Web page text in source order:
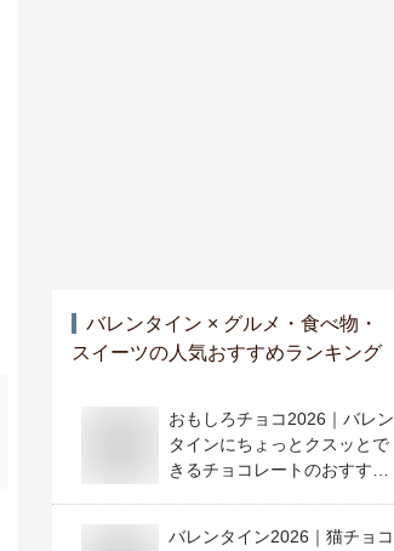
バレンタイン × グルメ・食べ物・
スイーツの人気おすすめランキング
おもしろチョコ2026｜バレン
タインにちょっとクスッとで
きるチョコレートのおすすめ
バレンタイン2026｜猫チョコ